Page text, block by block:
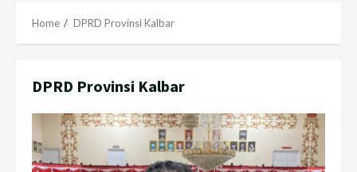
Home DPRD Provinsi Kalbar
DPRD Provinsi Kalbar